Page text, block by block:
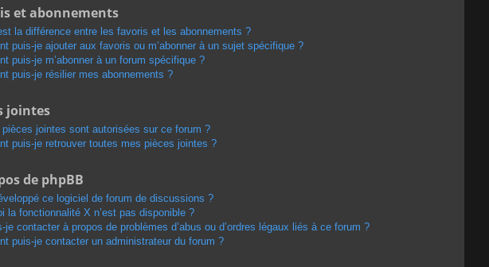
et abonnements
la différence entre les favoris et les abonnements ?
puis-je ajouter aux favoris ou m’abonner à un sujet spécifique ?
puis-je m’abonner à un forum spécifique ?
puis-je résilier mes abonnements ?
jointes
pièces jointes sont autorisées sur ce forum ?
puis-je retrouver toutes mes pièces jointes ?
de phpBB
ce logiciel de forum de discussions ?
la fonctionnalité X n’est pas disponible ?
je contacter à propos de problèmes d’abus ou d’ordres légaux liés à ce forum ?
puis-je contacter un administrateur du forum ?